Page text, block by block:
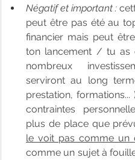
Négatif et important :
peut être pas été au
financier mais peut
ton lancement / tu as
nombreux
serviront au long
prestation,
contraintes
plus de place que
le voit pas comme un
comme un sujet à